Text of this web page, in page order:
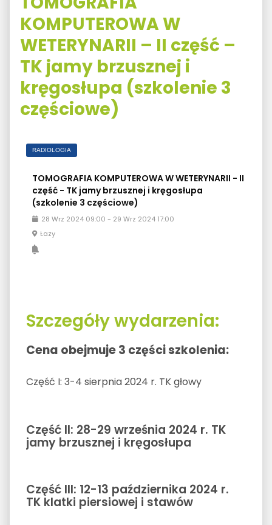
KOMPUTEROWA W
WETERYNARII – II część –
TK jamy brzusznej i
kręgosłupa (szkolenie 3
częściowe)
RADIOLOGIA
TOMOGRAFIA KOMPUTEROWA W WETERYNARII - II
część - TK jamy brzusznej i kręgosłupa
(szkolenie 3 częściowe)
28 Wrz 2024 09:00 - 29 Wrz 2024 17:00
Łazy
Szczegóły wydarzenia:
Cena obejmuje 3 części szkolenia:
Część I: 3-4 sierpnia 2024 r. TK głowy
Część II: 28-29 września 2024 r. TK
jamy brzusznej i kręgosłupa
Część III: 12-13 października 2024 r.
TK klatki piersiowej i stawów